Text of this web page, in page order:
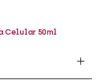
Celular 50ml